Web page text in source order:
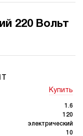
220 Вольт
Купить
1.6
120
электрический
10